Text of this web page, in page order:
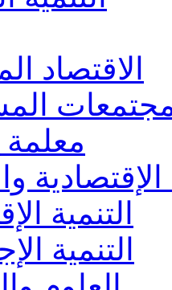
الاقتصاد
معلمة
الإقتصادية
التنمية
التنمية